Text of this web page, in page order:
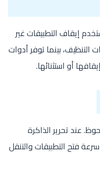
إيقاف التطبيقات غير
بينما توفر أدوات
أو استثنائها.
عند تحرير الذاكرة
فتح التطبيقات والتنقل